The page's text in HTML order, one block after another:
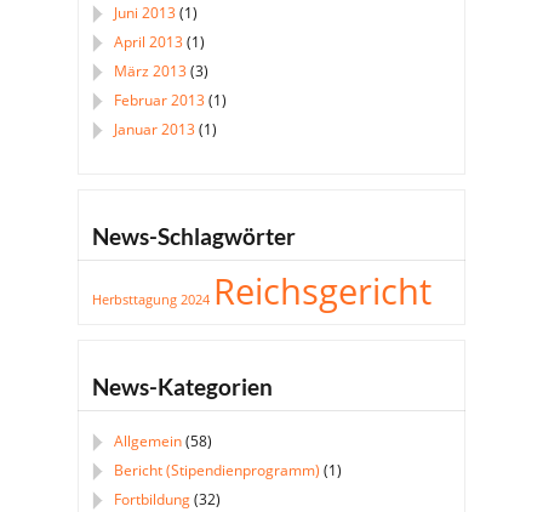
Juni 2013(1)
April 2013(1)
März 2013(3)
Februar 2013(1)
Januar 2013(1)
News-Schlagwörter
Herbsttagung 2024 Reichsgericht
News-Kategorien
Allgemein(58)
Bericht (Stipendienprogramm) (1)
Fortbildung(32)